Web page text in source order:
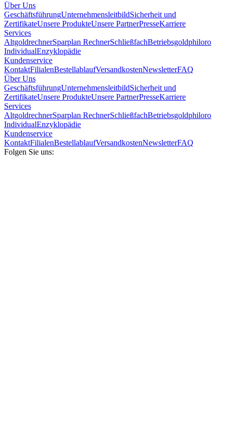
Über Uns
GeschäftsführungUnternehmensleitbildSicherheit und
ZertifikateUnsere ProdukteUnsere PartnerPresseKarriere
Services
AltgoldrechnerSparplan RechnerSchließfachBetriebsgoldphiloro
IndividualEnzyklopädie
Kundenservice
KontaktFilialenBestellablaufVersandkostenNewsletterFAQ
Über Uns
GeschäftsführungUnternehmensleitbildSicherheit und
ZertifikateUnsere ProdukteUnsere PartnerPresseKarriere
Services
AltgoldrechnerSparplan RechnerSchließfachBetriebsgoldphiloro
IndividualEnzyklopädie
Kundenservice
KontaktFilialenBestellablaufVersandkostenNewsletterFAQ
Folgen Sie uns: